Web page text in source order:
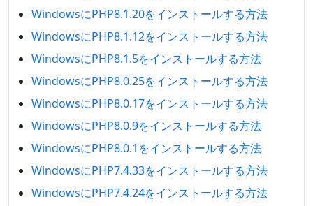
WindowsにPHP8.1.20をインストールする方法
WindowsにPHP8.1.12をインストールする方法
WindowsにPHP8.1.5をインストールする方法
WindowsにPHP8.0.25をインストールする方法
WindowsにPHP8.0.17をインストールする方法
WindowsにPHP8.0.9をインストールする方法
WindowsにPHP8.0.1をインストールする方法
WindowsにPHP7.4.33をインストールする方法
WindowsにPHP7.4.24をインストールする方法